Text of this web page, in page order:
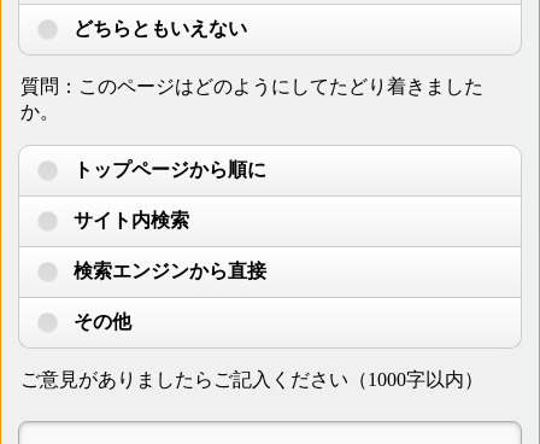
どちらともいえない
質問：このページはどのようにしてたどり着きました
か。
トップページから順に
サイト内検索
検索エンジンから直接
その他
ご意見がありましたらご記入ください（1000字以内）